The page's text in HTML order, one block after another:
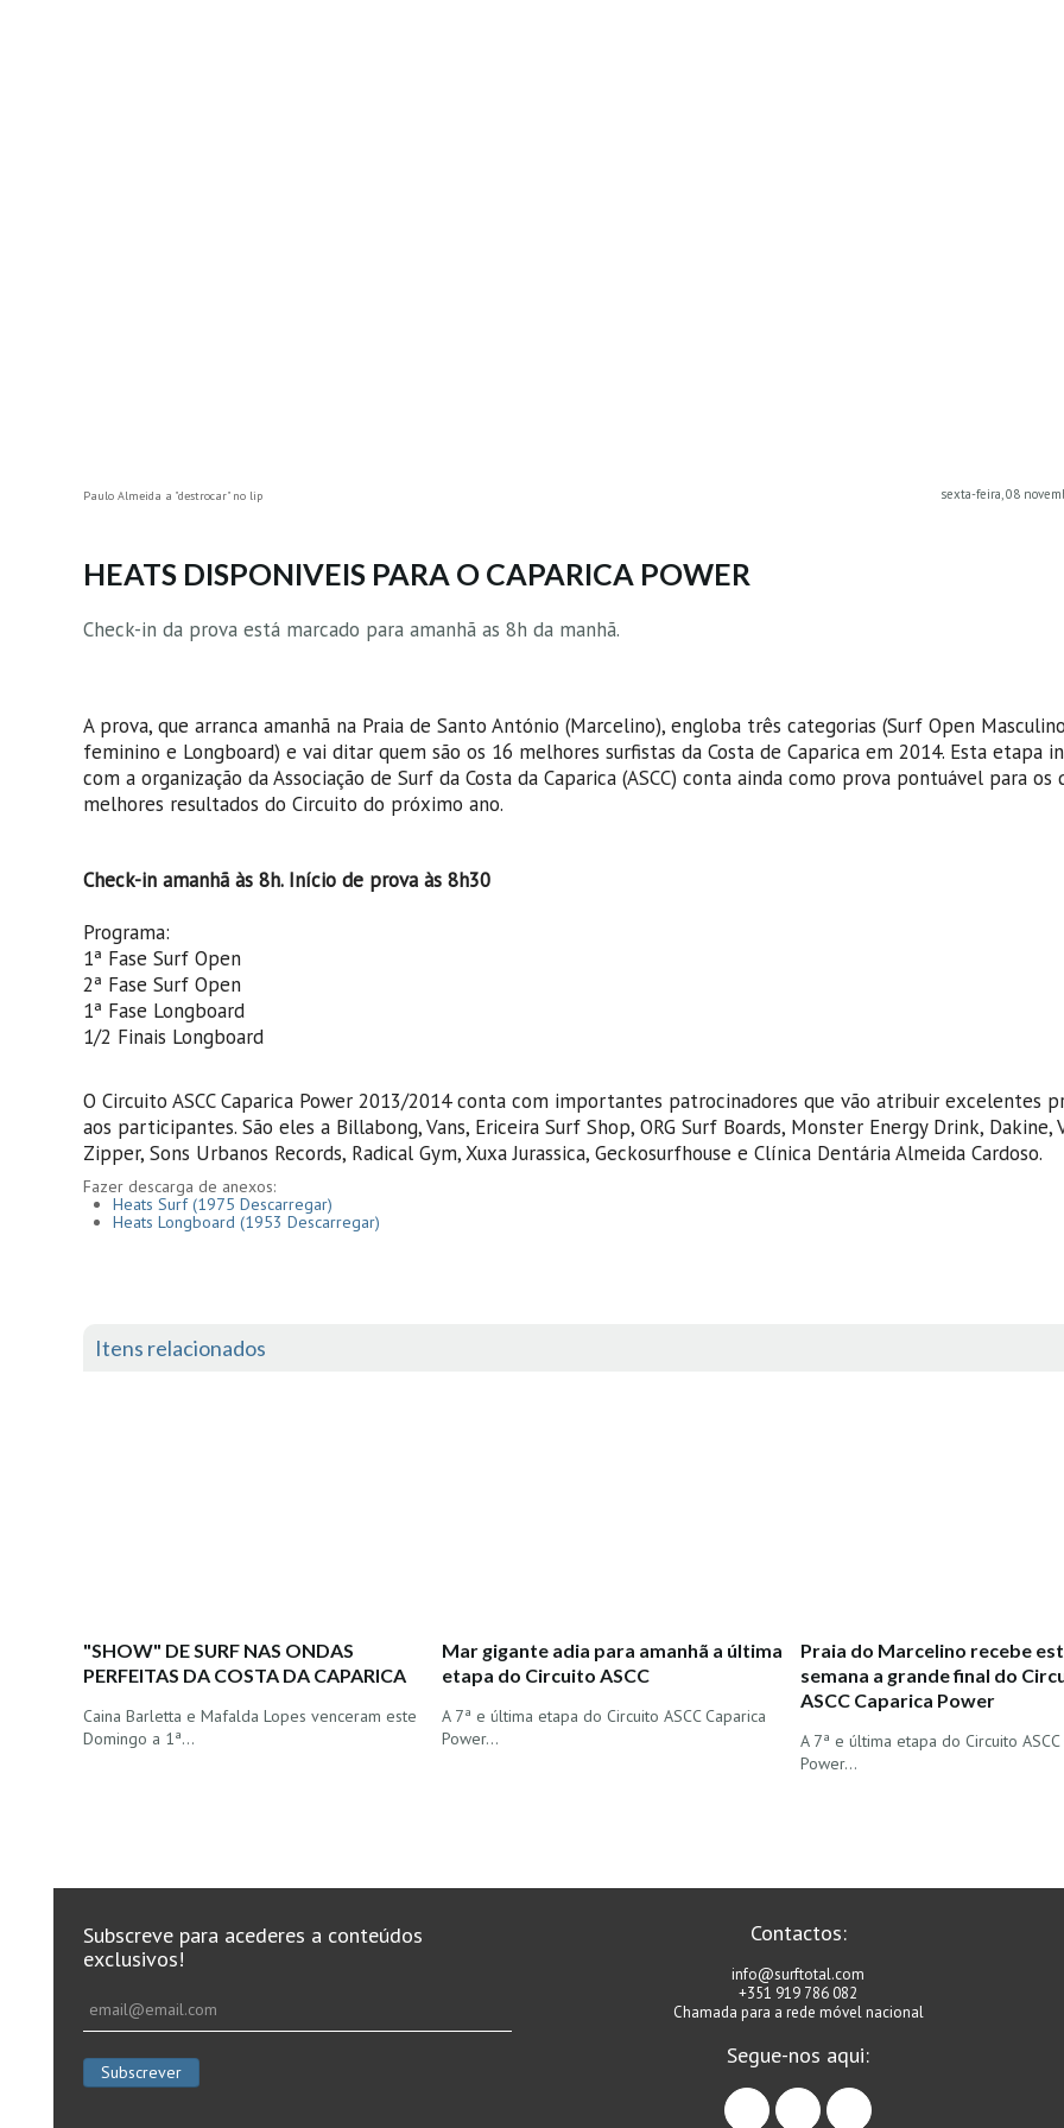
Paulo Almeida a "destrocar" no lip sexta-feira, 08
HEATS DISPONIVEIS PARA O CAPARICA POWER
Check-in da prova está marcado para amanhã as 8h da manhã.
A prova, que arranca amanhã na Praia de Santo António (Marcelino), engloba três categorias (Surf Open
feminino e Longboard) e vai ditar quem são os 16 melhores surfistas da Costa de Caparica em 2014. Esta etapa
com a organização da Associação de Surf da Costa da Caparica (ASCC) conta ainda como prova pontuável para os
melhores resultados do Circuito do próximo ano.
Check-in amanhã às 8h. Início de prova às 8h30
Programa:
1ª Fase Surf Open
2ª Fase Surf Open
1ª Fase Longboard
1/2 Finais Longboard
O Circuito ASCC Caparica Power 2013/2014 conta com importantes patrocinadores que vão atribuir excelentes
aos participantes. São eles a Billabong, Vans, Ericeira Surf Shop, ORG Surf Boards, Monster Energy Drink, Dakine,
Zipper, Sons Urbanos Records, Radical Gym, Xuxa Jurassica, Geckosurfhouse e Clínica Dentária Almeida Cardoso.
Fazer descarga de anexos:
Heats Surf(1975 Descarregar)
Heats Longboard (1953 Descarregar)
Itens relacionados
"SHOW" DE SURF NAS ONDAS
PERFEITAS DA COSTA DA CAPARICA
Caina Barletta e Mafalda Lopes venceram este
Domingo a 1ª…
Mar gigante adia para amanhã a última
etapa do Circuito ASCC
A 7ª e última etapa do Circuito ASCC Caparica
Power…
Praia do Marcelino recebe
semana a grande final do
ASCC Caparica Power
A 7ª e última etapa do Circuito ASCC
Power…
Subscreve para acederes a conteúdos
exclusivos!
Contactos:
info@surftotal.com
+351 919 786 082
Chamada para a rede móvel nacional
Segue-nos aqui:
facebookinstagramlinkedin